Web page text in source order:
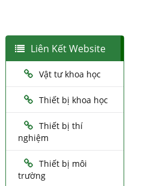
Liên Kết Website
Vật tư khoa học
Thiết bị khoa học
Thiết bị thí
nghiệm
Thiết bị môi
trường